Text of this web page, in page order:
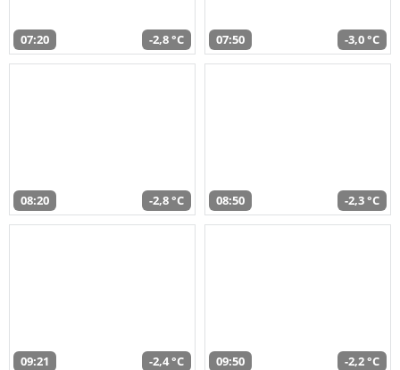
07:20 -2,8 °C 07:50 -3,0 °C
08:20 -2,8 °C 08:50 -2,3 °C
09:21 -2,4 °C 09:50 -2,2 °C